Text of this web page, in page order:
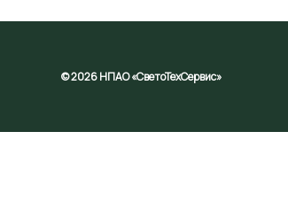
© 2026 НПАО «СветоТехСервис»